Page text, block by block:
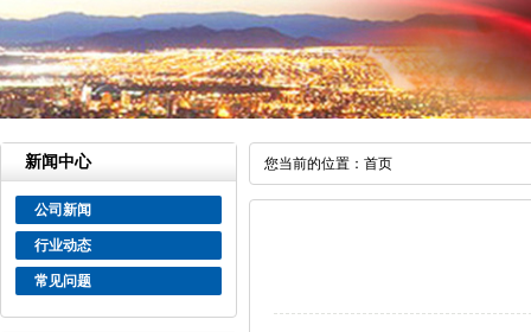
新闻中心
公司新闻
行业动态
常见问题
您当前的位置： 首页